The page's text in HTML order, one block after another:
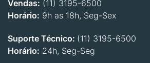
Vendas: (11) 3195-6500
Horário: 9h as 18h, Seg-Sex
Suporte Técnico: (11) 3195-6500
Horário: 24h, Seg-Seg